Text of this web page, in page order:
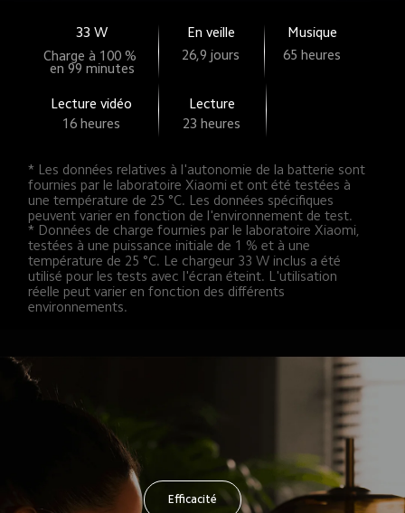
* Les données relatives à l'autonomie de la batterie sont
fournies par le laboratoire Xiaomi et ont été testées à
une température de 25 °C. Les données spécifiques
peuvent varier en fonction de l'environnement de test.
* Données de charge fournies par le laboratoire Xiaomi,
testées à une puissance initiale de 1 % et à une
température de 25 °C. Le chargeur 33 W inclus a été
utilisé pour les tests avec l'écran éteint. L'utilisation
réelle peut varier en fonction des différents
environnements.
33 W
Charge à 100 %
en 99 minutes
En veille
26,9 jours
Musique
65 heures
Lecture vidéo
Lecture
16 heures
23 heures
Efficacité